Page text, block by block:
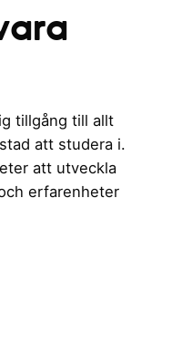
tillgång till allt
att studera i.
att utveckla
erfarenheter